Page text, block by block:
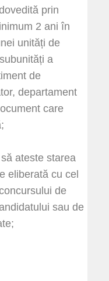
prin
2 ani în
unități de
a
de
departament
care
ateste starea
eliberată cu cel
de
sau de